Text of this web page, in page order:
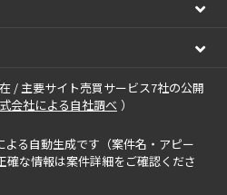
/ 主要サイト売買サービス7社の公開
会社による自社調べ ）
よる自動生成です（案件名・アピー
確な情報は案件詳細をご確認くださ